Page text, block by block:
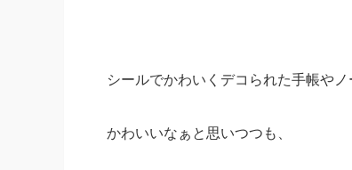
シールでかわいくデコられた手帳やノ
かわいいなぁと思いつつも、